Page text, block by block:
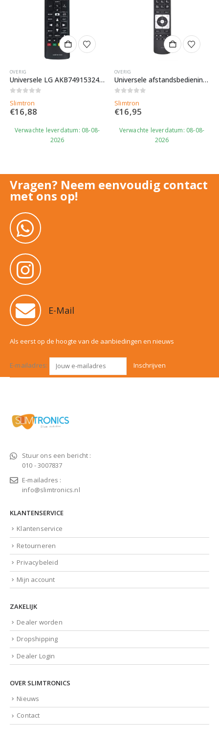
OVERIG
Universele LG AKB74915324 Afstandsbediening – Slimtron
Slimtron
€16,88
Verwachte leverdatum: 08-08-
2026
OVERIG
Universele afstandsbediening RC5117 – Slimtron Hit-V2
Slimtron
€16,95
Verwachte leverdatum: 08-08-
2026
Vragen? Neem eenvoudig contact
met ons op!
E-Mail
Als eerst op de hoogte van de aanbiedingen en nieuws
E-mailadres:
Stuur ons een bericht :
010 - 3007837
E-mailadres :
info@slimtronics.nl
KLANTENSERVICE
Klantenservice
Retourneren
Privacybeleid
Mijn account
ZAKELIJK
Dealer worden
Dropshipping
Dealer Login
OVER SLIMTRONICS
Nieuws
Contact